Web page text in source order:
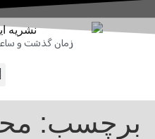
زمان گذشت و
برچسب: